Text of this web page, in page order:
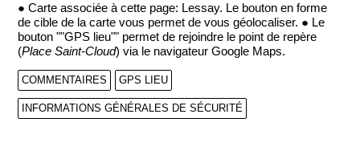
● Carte associée à cette page: Lessay. Le bouton en forme
de cible de la carte vous permet de vous géolocaliser. ● Le
bouton ""GPS lieu"" permet de rejoindre le point de repère
(Place Saint-Cloud) via le navigateur Google Maps.
COMMENTAIRES GPS LIEU
INFORMATIONS GÉNÉRALES DE SÉCURITÉ